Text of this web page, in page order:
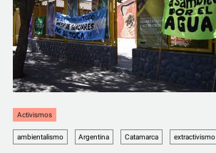
COMUNIDAD
QUIÉNES SOMOS
Activismos
ambientalismo Argentina Catamarca extractivismo